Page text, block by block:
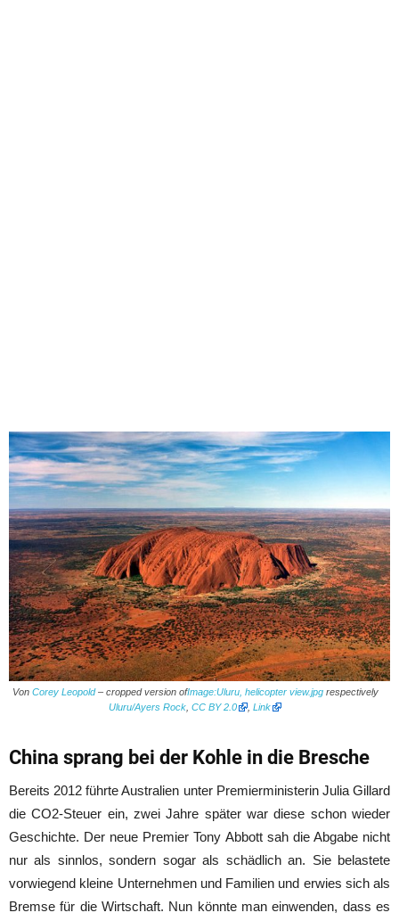
Von Corey Leopold– cropped version ofImage:Uluru, helicopter view.jpgrespectively
Uluru/Ayers Rock CC BY 2.0 Link
China sprang bei der Kohle in die Bresche
Bereits 2012 führte Australien unter Premierministerin Julia Gillard
die CO2-Steuer ein, zwei Jahre später war diese schon wieder
Geschichte. Der neue Premier Tony Abbott sah die Abgabe nicht
nur als sinnlos, sondern sogar als schädlich an. Sie belastete
vorwiegend kleine Unternehmen und Familien und erwies sich als
Bremse für die Wirtschaft. Nun könnte man einwenden, dass es